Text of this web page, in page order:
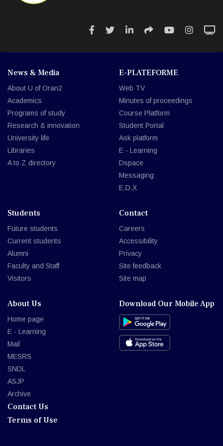
News & Media
About U of Oran2
Academics
Programs of study
Research & innovation
University life
Libraries
A to Z directory
E-PLATEFORME
Web TV
Minutes of proceedings
Course Platform
Student Portal
Ask platform
E - Learning
Dspace
Messaging
E.D.X
Students
Future students
Current students
Alumni
Faculty and Staff
Visitors
Contact
Careers
Accessibility
Privacy
Site feedback
Site map
About Us
Home page
E - Learning
Mail
MESRS
SNDL
ASJP
Archive
Contact Us
Terms of Use
Download Our Mobile App